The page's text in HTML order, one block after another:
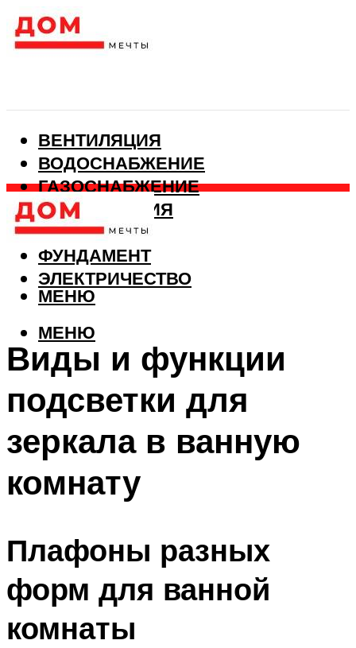
ВЕНТИЛЯЦИЯ
ВОДОСНАБЖЕНИЕ
ГАЗОСНАБЖЕНИЕ
КАНАЛИЗАЦИЯ
ОТОПЛЕНИЕ
ФУНДАМЕНТ
ЭЛЕКТРИЧЕСТВО
МЕНЮ
МЕНЮ
Виды и функции
подсветки для
зеркала в ванную
комнату
Плафоны разных
форм для ванной
комнаты